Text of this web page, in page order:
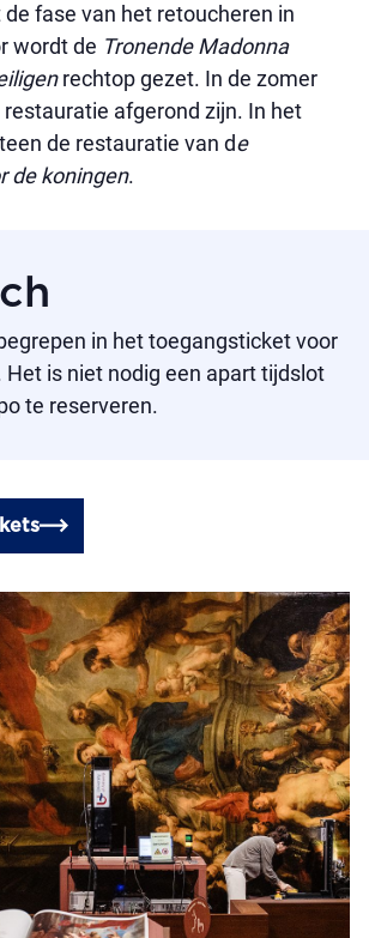
fase van het retoucheren in
wordt de Tronende Madonna
rechtop gezet. In de zomer
restauratie afgerond zijn. In het
de restauratie van de
de koningen.
in het toegangsticket voor
Het is niet nodig een apart tijdslot
te reserveren.